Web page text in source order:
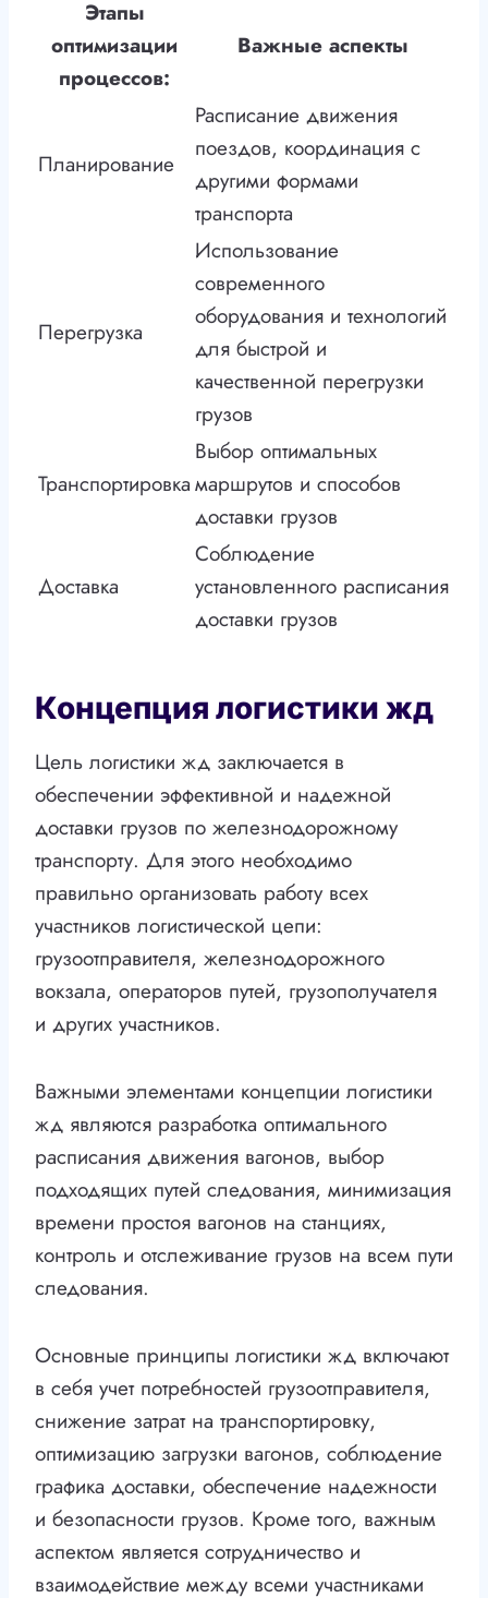
Этапы
оптимизации
процессов:
Важные аспекты
Планирование
Расписание движения
поездов, координация с
другими формами
транспорта
Перегрузка
Использование
современного
оборудования и технологий
для быстрой и
качественной перегрузки
грузов
Транспортировка
Выбор оптимальных
маршрутов и способов
доставки грузов
Доставка
Соблюдение
установленного расписания
доставки грузов
Концепция логистики жд
Цель логистики жд заключается в
обеспечении эффективной и надежной
доставки грузов по железнодорожному
транспорту. Для этого необходимо
правильно организовать работу всех
участников логистической цепи:
грузоотправителя, железнодорожного
вокзала, операторов путей, грузополучателя
и других участников.
Важными элементами концепции логистики
жд являются разработка оптимального
расписания движения вагонов, выбор
подходящих путей следования, минимизация
времени простоя вагонов на станциях,
контроль и отслеживание грузов на всем пути
следования.
Основные принципы логистики жд включают
в себя учет потребностей грузоотправителя,
снижение затрат на транспортировку,
оптимизацию загрузки вагонов, соблюдение
графика доставки, обеспечение надежности
и безопасности грузов. Кроме того, важным
аспектом является сотрудничество и
взаимодействие между всеми участниками